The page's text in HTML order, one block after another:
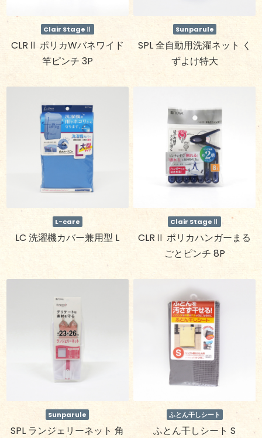
Clair StageⅡ
CLRⅡ ポリカWバネワイド
竿ピンチ 3P
Sunparule
SPL 全自動用洗濯ネット く
ずよけ特大
L-care
LC 洗濯機カバー兼用型 L
Clair StageⅡ
CLRⅡ ポリカハンガーまる
ごとピンチ 8P
Sunparule
SPL ランジェリーネット 角
ふとん干しシート
ふとん干しシート S